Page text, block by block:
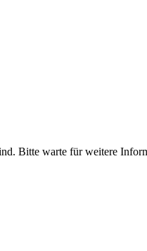
Bitte warte für weitere